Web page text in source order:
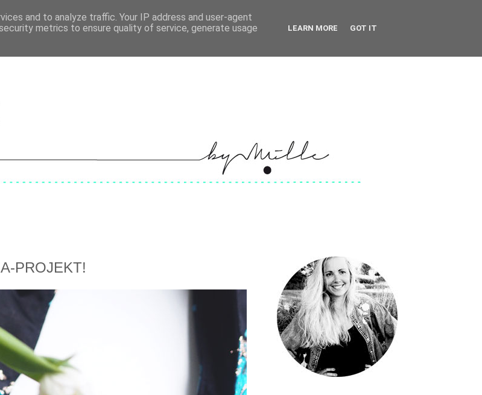
PROJEKT!
and to analyze traffic. Your IP address and user-agent
metrics to ensure quality of service, generate usage
LEARN MORE GOT IT